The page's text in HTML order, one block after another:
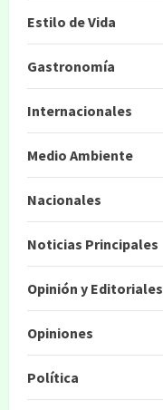
Estilo de Vida
Gastronomía
Internacionales
Medio Ambiente
Nacionales
Noticias Principales
Opinión y Editoriales
Opiniones
Política